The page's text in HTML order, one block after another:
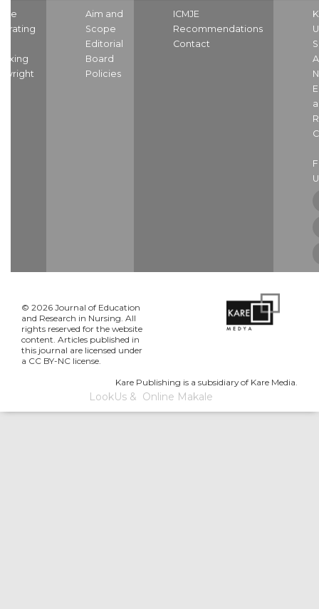
Aim and
Scope
Editorial
Board
Policies
ICMJE
Recommendations
Contact
© 2026 Journal of Education
and Research in Nursing. All
rights reserved for the website
content. Articles published in
this journal are licensed under
a CC BY-NC license.
Kare Publishing is a subsidiary of Kare Media.
LookUs& Online Makale